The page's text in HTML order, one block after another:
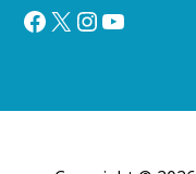
Facebook
X Instagram
YouTube